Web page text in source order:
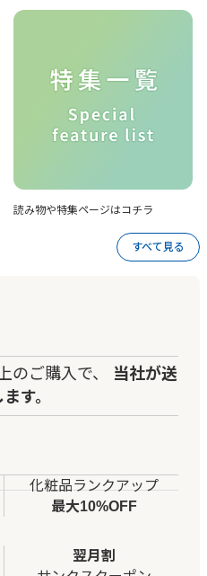
読み物や特集ページはコチラ
すべて見る
のご購入で、
当社が送
す。
化粧品ランクアップ
最大10%OFF
翌月割